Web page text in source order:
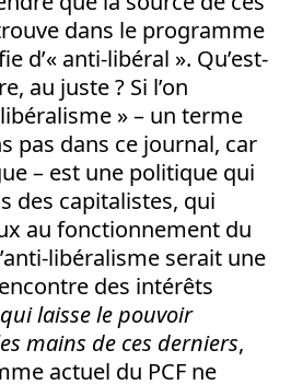
dans le programme
d’« anti-libéral ». Qu’est-
au juste ? Si l’on
» – un terme
pas dans ce journal, car
– est une politique qui
des capitalistes, qui
au fonctionnement du
libéralisme serait une
des intérêts
laisse le pouvoir
mains de ces derniers,
actuel du PCF ne